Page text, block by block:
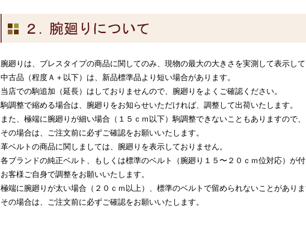
腕廻りは、ブレスタイプの商品に関してのみ、現物の最大の大きさを実測して表示して
中古品（程度Ａ＋以下）は、新品標準品より短い場合があります。
当店での駒追加（延長）はしておりませんので、腕廻りをよくご確認ください。
駒調整で縮める場合は、腕廻りをお知らせいただければ、調整して出荷いたします。
また、極端に腕廻りが細い場合（１５ｃｍ以下）駒調整できないこともありますので、
その場合は、ご注文前に必ずご確認をお願いいたします。
革ベルトの商品に関しましては、腕廻りを表示しておりません。
各ブランドの純正ベルト、もしくは標準のベルト（腕廻り１５〜２０ｃｍ位対応）が付
お客様ご自身で調整をお願いいたします。
極端に腕廻りが太い場合（２０ｃｍ以上）、標準のベルトで留められないことがありま
その場合は、ご注文前に必ずご確認をお願いいたします。